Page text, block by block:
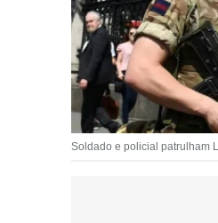
Soldado e policial patrulham